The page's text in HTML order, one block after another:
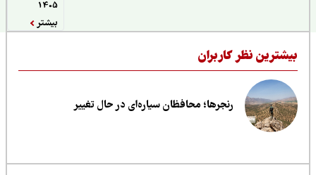
نظر کاربران
رنجرها؛ محافظان سیاره‌ای در حال تغییر